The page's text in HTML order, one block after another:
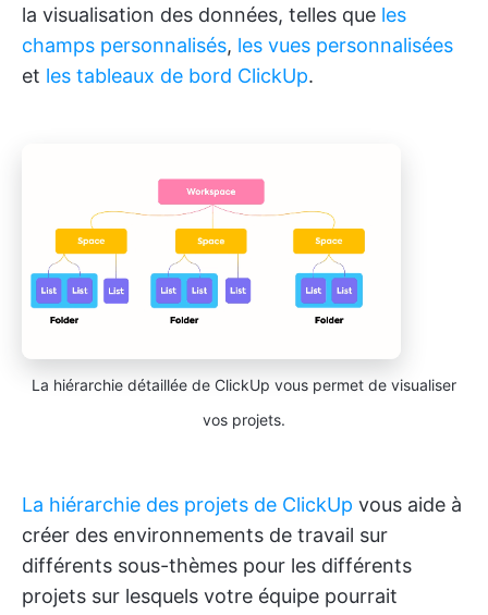
la visualisation des données, telles que les
champs personnalisés, les vues personnalisées
et les tableaux de bord ClickUp.
La hiérarchie détaillée de ClickUp vous permet de visualiser
vos projets.
La hiérarchie des projets de ClickUp vous aide à
créer des environnements de travail sur
différents sous-thèmes pour les différents
projets sur lesquels votre équipe pourrait